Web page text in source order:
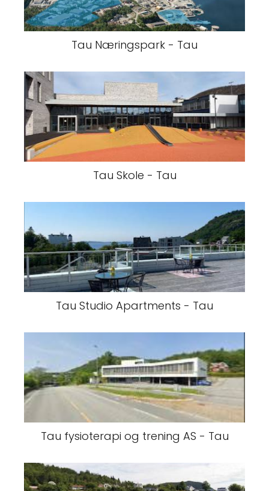
Tau Næringspark - Tau
Tau Skole - Tau
Tau Studio Apartments - Tau
Tau fysioterapi og trening AS - Tau